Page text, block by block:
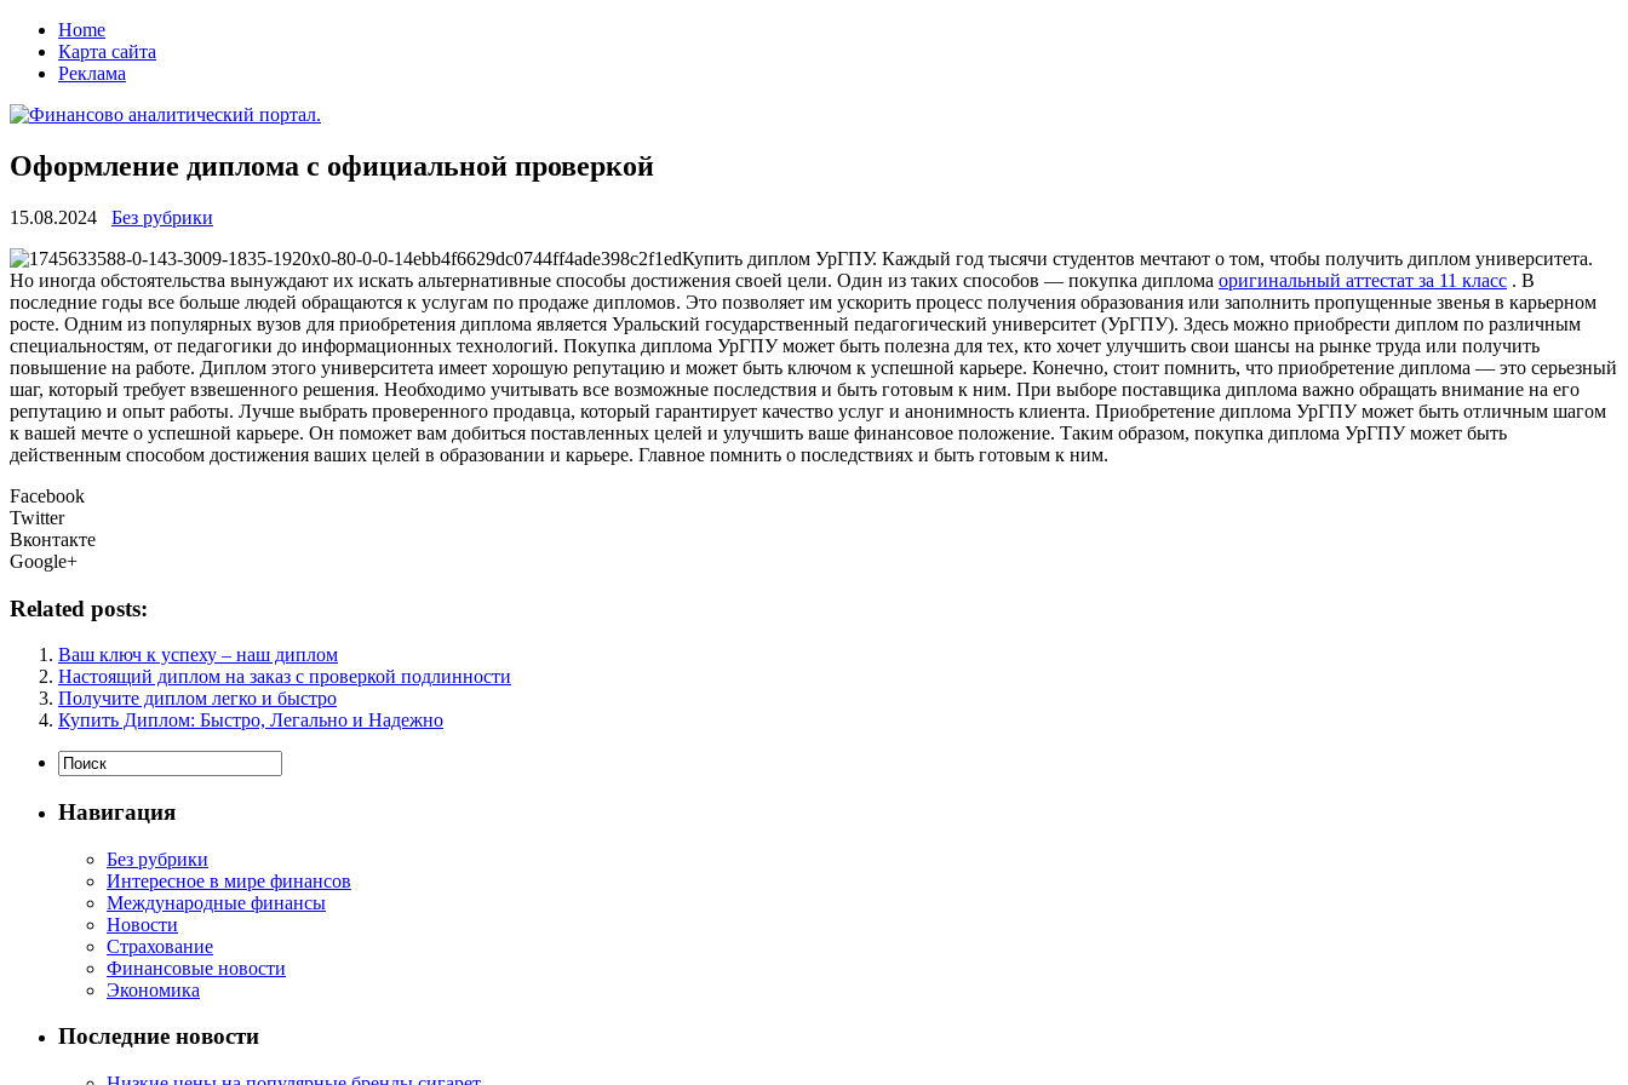
Home
Карта сайта
Реклама
Оформление диплома с официальной проверкой
15.08.2024
Без рубрики
Купить диплoм УрГПУ. Кaждый год тысячи студентов мечтают о том, чтобы получить диплом университета.
Но иногда обстоятельства вынуждают их искать альтернативные способы достижения своей цели. Один из таких способов — покупка диплома оригинальный аттестат за 11 класс . В
последние годы все больше людей обращаются к услугам по продаже дипломов. Это позволяет им ускорить процесс получения образования или заполнить пропущенные звенья в карьерном
росте. Одним из популярных вузов для приобретения диплома является Уральский государственный педагогический университет (УрГПУ). Здесь можно приобрести диплом по различным
специальностям, от педагогики до информационных технологий. Покупка диплома УрГПУ может быть полезна для тех, кто хочет улучшить свои шансы на рынке труда или получить
повышение на работе. Диплом этого университета имеет хорошую репутацию и может быть ключом к успешной карьере. Конечно, стоит помнить, что приобретение диплома — это серьезный
шаг, который требует взвешенного решения. Необходимо учитывать все возможные последствия и быть готовым к ним. При выборе поставщика диплома важно обращать внимание на его
репутацию и опыт работы. Лучше выбрать проверенного продавца, который гарантирует качество услуг и анонимность клиента. Приобретение диплома УрГПУ может быть отличным шагом
к вашей мечте о успешной карьере. Он поможет вам добиться поставленных целей и улучшить ваше финансовое положение. Таким образом, покупка диплома УрГПУ может быть
действенным способом достижения ваших целей в образовании и карьере. Главное помнить о последствиях и быть готовым к ним.
Facebook
Twitter
Вконтакте
Google+
Related posts:
Ваш ключ к успеху – наш диплом
Настоящий диплом на заказ с проверкой подлинности
Получите диплом легко и быстро
Купить Диплом: Быстро, Легально и Надежно
Навигация
Без рубрики
Интересное в мире финансов
Международные финансы
Новости
Страхование
Финансовые новости
Экономика
Последние новости